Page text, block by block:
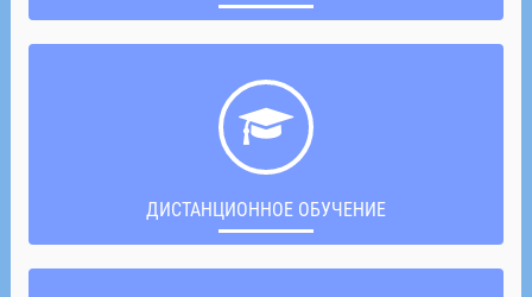
ДИСТАНЦИОННОЕ ОБУЧЕНИЕ